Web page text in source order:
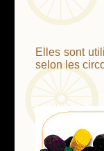
Elles sont
selon les